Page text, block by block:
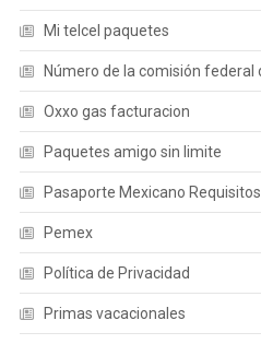
Mi telcel paquetes
Número de la comisión federal
Oxxo gas facturacion
Paquetes amigo sin limite
Pasaporte Mexicano Requisitos
Pemex
Política de Privacidad
Primas vacacionales